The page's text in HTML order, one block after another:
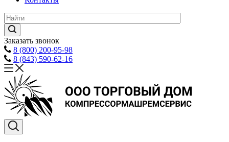
Заказать звонок
8 (800) 200-95-98
8 (843) 590-62-16